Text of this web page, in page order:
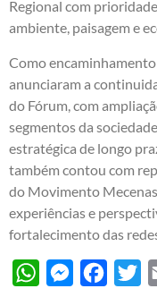
Regional com
ambiente, paisagem e
Como
anunciaram a
do Fórum, com
segmentos da
estratégica de longo
também contou com
do Movimento
experiências e
fortalecimento das
WhatsAppMessenger